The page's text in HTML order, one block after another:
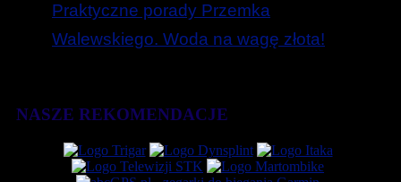
Praktyczne porady Przemka
Walewskiego. Woda na wagę złota!
NASZE REKOMENDACJE